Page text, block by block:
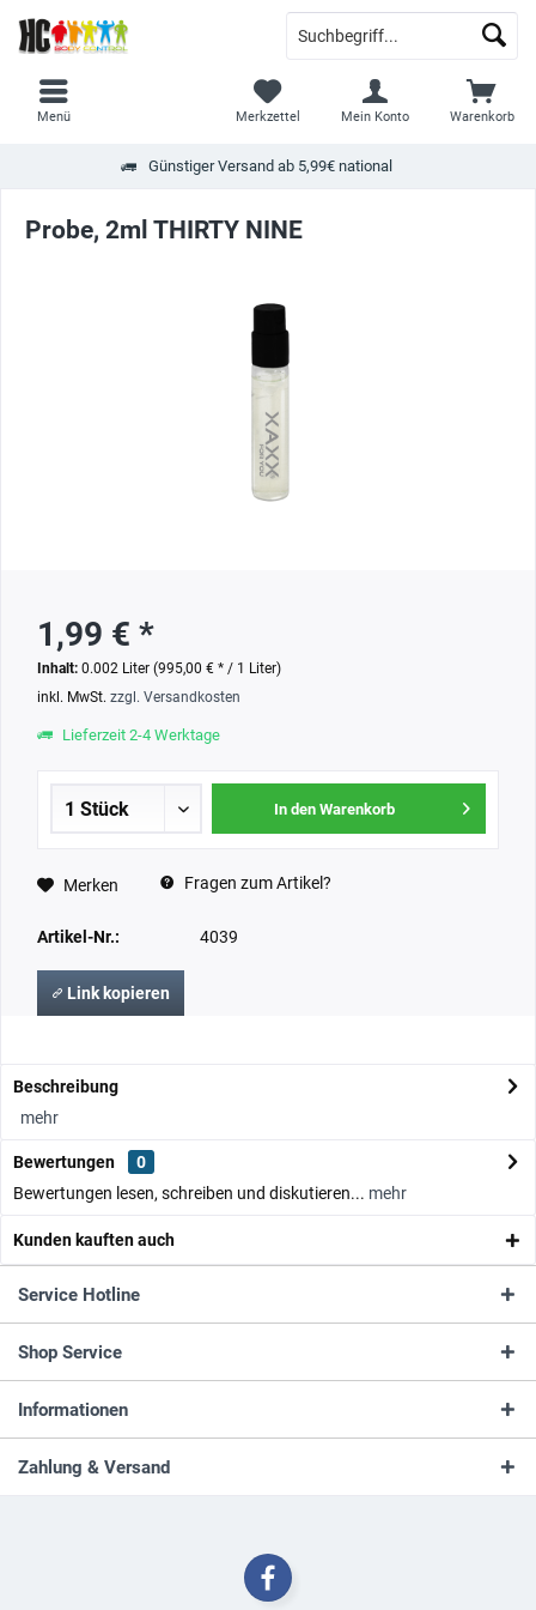
Günstiger Versand ab 5,99€ national
Warenkorb
Merkzettel Mein Konto
Menü
Probe, 2ml THIRTY NINE
1,99 € *
Inhalt: 0.002 Liter (995,00 € * / 1 Liter)
inkl. MwSt. zzgl. Versandkosten
Lieferzeit 2-4 Werktage
In den Warenkorb
Merken Fragen zum Artikel?
Artikel-Nr.: 4039
Link kopieren
Beschreibung
mehr
Bewertungen
0
Bewertungen lesen, schreiben und diskutieren... mehr
Kunden kauften auch
Service Hotline
Shop Service
Informationen
Zahlung & Versand